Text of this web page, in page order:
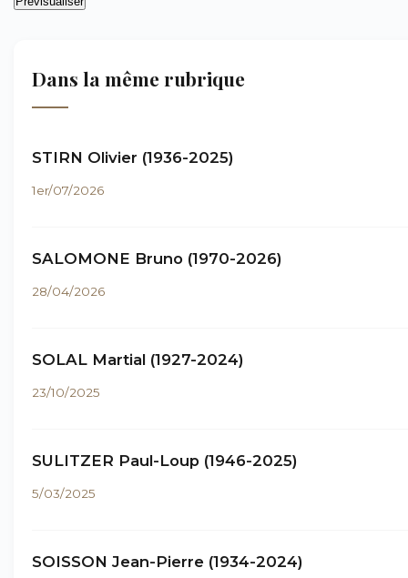
Dans la même rubrique
STIRN Olivier (1936-2025)
1er/07/2026
SALOMONE Bruno (1970-2026)
28/04/2026
SOLAL Martial (1927-2024)
23/10/2025
SULITZER Paul-Loup (1946-2025)
5/03/2025
SOISSON Jean-Pierre (1934-2024)